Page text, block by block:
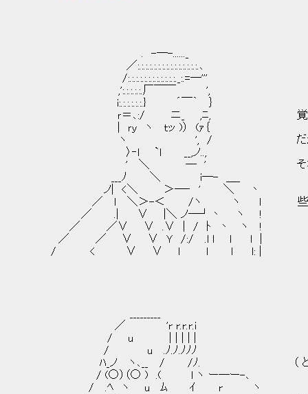
. -―-......_
／:.:.:.:.:.:.:.:.:.:.:.:.:.:.:.､
/:.:.:.:.:.:.:.:.:.:.:.:._:.=―'''
,':.:.:.:.:.厂￣￣ ',
i:.:.:.:.:.:.} ´￣｀ ｝
ｒ＝､:/ ニ_ ,ﾆ, 覚えていない
| ｒｙ ヽ ｔッ )） (ｧ｛
ヽ ', / だが、わたしの記憶が君
〉‐l `l __,ノ..,
' ＼ ― ' それはどうであろ
___ﾉ ＼ i―- ＿_
ノ| <＼ ＞―‐ ' ＼ 丶
／ l ＼＞-＜ /ヽ ヽ l 些末な問題に
／ .| ∨ |＼ ノ―┘丶 ヽ !
／ ／∨ ∨ .∨ | / ﾄ 丶 ヽ !
／ ／ ∨ ∨ Ｙ /:/ .l l l l |
/ < ∨ ∨ l l l l: |
／ 'r r.r.r.i
/ u | | | | |
/ u .ﾉ.ﾉ.ﾉﾉﾉ
ﾊ_ノ ヽ､__ / /ﾉ. （ どういうわけだ、
/ (○）（○ ) .( l ヽ ー―ー-､
/ .ﾍ ヽ u ﾑ ｲ r ヽ